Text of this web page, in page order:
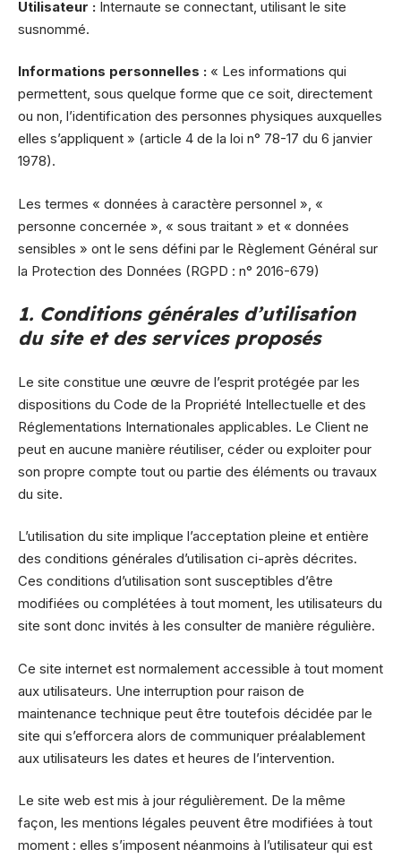
Utilisateur : Internaute se connectant, utilisant le site
susnommé.
Informations personnelles : « Les informations qui
permettent, sous quelque forme que ce soit, directement
ou non, l’identification des personnes physiques auxquelles
elles s’appliquent » (article 4 de la loi n° 78-17 du 6 janvier
1978).
Les termes « données à caractère personnel », «
personne concernée », « sous traitant » et « données
sensibles » ont le sens défini par le Règlement Général sur
la Protection des Données (RGPD : n° 2016-679)
1. Conditions générales d’utilisation
du site et des services proposés
Le site constitue une œuvre de l’esprit protégée par les
dispositions du Code de la Propriété Intellectuelle et des
Réglementations Internationales applicables. Le Client ne
peut en aucune manière réutiliser, céder ou exploiter pour
son propre compte tout ou partie des éléments ou travaux
du site.
L’utilisation du site implique l’acceptation pleine et entière
des conditions générales d’utilisation ci-après décrites.
Ces conditions d’utilisation sont susceptibles d’être
modifiées ou complétées à tout moment, les utilisateurs du
site sont donc invités à les consulter de manière régulière.
Ce site internet est normalement accessible à tout moment
aux utilisateurs. Une interruption pour raison de
maintenance technique peut être toutefois décidée par le
site qui s’efforcera alors de communiquer préalablement
aux utilisateurs les dates et heures de l’intervention.
Le site web est mis à jour régulièrement. De la même
façon, les mentions légales peuvent être modifiées à tout
moment : elles s’imposent néanmoins à l’utilisateur qui est